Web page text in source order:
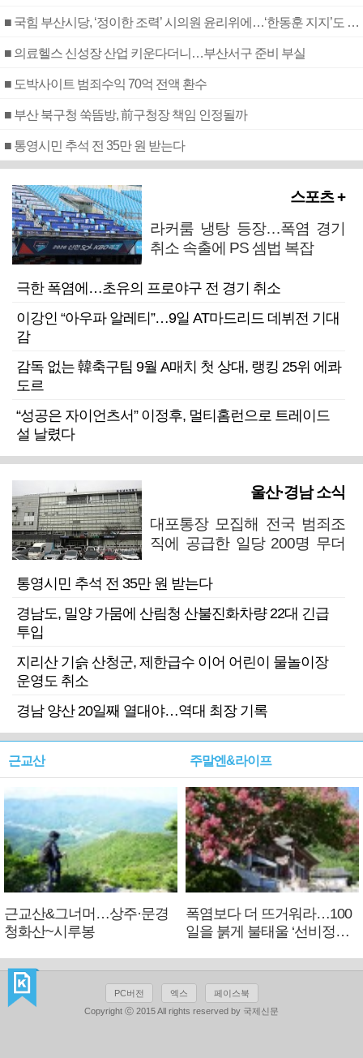
■ 국힘 부산시당, ‘정이한 조력’ 시의원 윤리위에…‘한동훈 지지’도 신고접수
■ 의료헬스 신성장 산업 키운다더니…부산서구 준비 부실
■ 도박사이트 범죄수익 70억 전액 환수
■ 부산 북구청 쑥뜸방, 前구청장 책임 인정될까
■ 통영시민 추석 전 35만 원 받는다
스포츠 +
라커룸 냉탕 등장…폭염 경기
취소 속출에 PS 셈법 복잡
극한 폭염에…초유의 프로야구 전 경기 취소
이강인 “아우파 알레티”…9일 AT마드리드 데뷔전 기대
감
감독 없는 韓축구팀 9월 A매치 첫 상대, 랭킹 25위 에콰
도르
“성공은 자이언츠서” 이정후, 멀티홈런으로 트레이드
설 날렸다
울산·경남 소식
대포통장 모집해 전국 범죄조
직에 공급한 일당 200명 무더
통영시민 추석 전 35만 원 받는다
경남도, 밀양 가뭄에 산림청 산불진화차량 22대 긴급
투입
지리산 기슭 산청군, 제한급수 이어 어린이 물놀이장
운영도 취소
경남 양산 20일째 열대야…역대 최장 기록
근교산
근교산&그너머…상주·문경
청화산~시루봉
주말엔&라이프
폭염보다 더 뜨거워라…100
일을 붉게 불태울 ‘선비정신’
PC버전 엑스
페이스북
Copyright ⓒ 2015 All rights reserved by 국제신문